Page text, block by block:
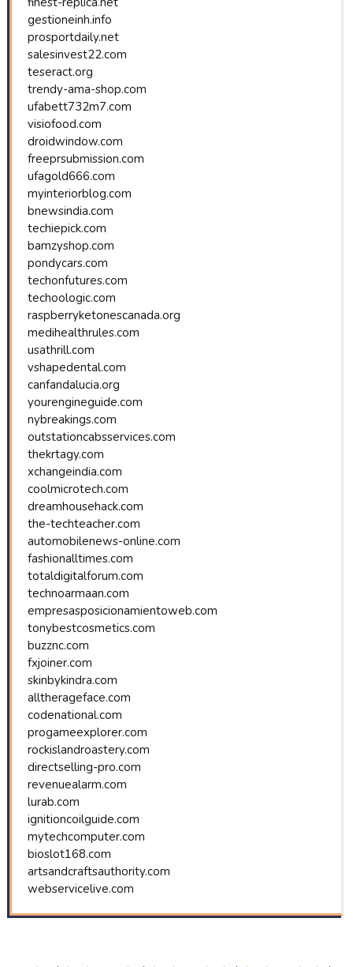
gestioneinh.info
prosportdaily.net
salesinvest22.com
teseract.org
trendy-ama-shop.com
ufabett732m7.com
visiofood.com
droidwindow.com
freeprsubmission.com
ufagold666.com
myinteriorblog.com
bnewsindia.com
techiepick.com
bamzyshop.com
pondycars.com
techonfutures.com
techoologic.com
raspberryketonescanada.org
medihealthrules.com
usathrill.com
vshapedental.com
canfandalucia.org
yourengineguide.com
nybreakings.com
outstationcabsservices.com
thekrtagy.com
xchangeindia.com
coolmicrotech.com
dreamhousehack.com
the-techteacher.com
automobilenews-online.com
fashionalltimes.com
totaldigitalforum.com
technoarmaan.com
empresasposicionamientoweb.com
tonybestcosmetics.com
buzznc.com
fxjoiner.com
skinbykindra.com
alltherageface.com
codenational.com
progameexplorer.com
rockislandroastery.com
directselling-pro.com
revenuealarm.com
lurab.com
ignitioncoilguide.com
mytechcomputer.com
bioslot168.com
artsandcraftsauthority.com
webservicelive.com